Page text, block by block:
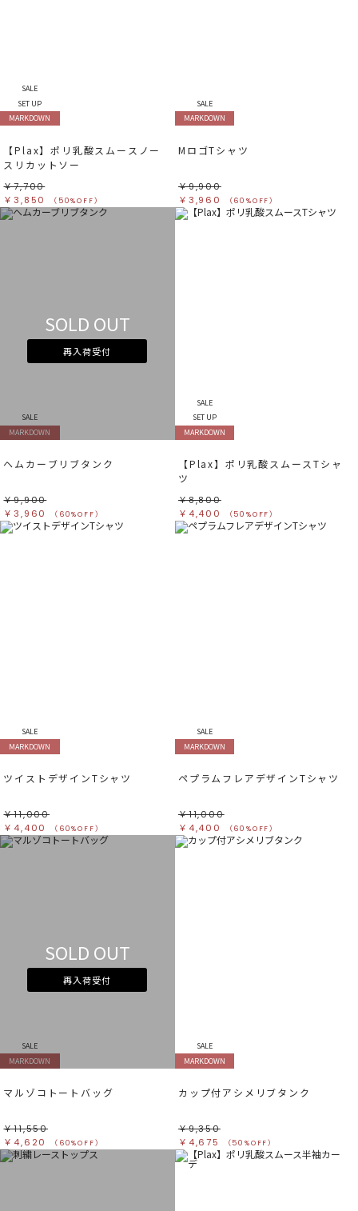
SALE
SET UP
MARKDOWN
【Plax】ポリ乳酸スムースノー
スリカットソー
￥7,700
￥3,850
（50%OFF）
SALE
MARKDOWN
MロゴTシャツ
￥9,900
￥3,960
（60%OFF）
SOLD OUT
再入荷受付
SALE
MARKDOWN
ヘムカーブリブタンク
￥9,900
￥3,960
（60%OFF）
SALE
SET UP
MARKDOWN
【Plax】ポリ乳酸スムースTシャ
ツ
￥8,800
￥4,400
（50%OFF）
SALE
MARKDOWN
ツイストデザインTシャツ
￥11,000
￥4,400
（60%OFF）
SALE
MARKDOWN
ペプラムフレアデザインTシャツ
￥11,000
￥4,400
（60%OFF）
SOLD OUT
再入荷受付
SALE
MARKDOWN
マルゾコトートバッグ
￥11,550
￥4,620
（60%OFF）
SALE
MARKDOWN
カップ付アシメリブタンク
￥9,350
￥4,675
（50%OFF）